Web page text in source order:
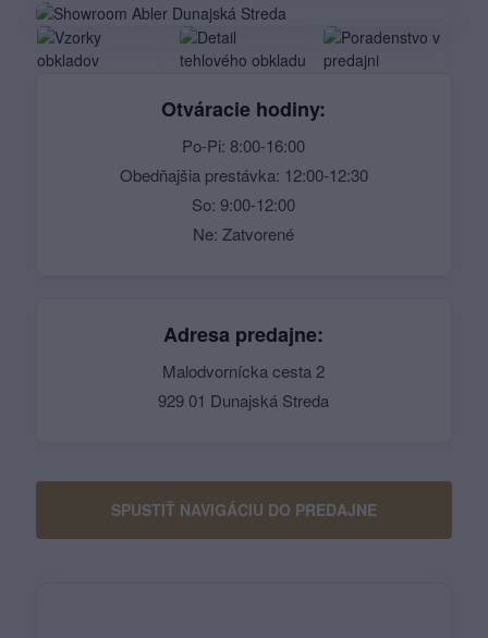
Otváracie hodiny:
Po-Pi: 8:00-16:00
Obedňajšia prestávka: 12:00-12:30
So: 9:00-12:00
Ne: Zatvorené
Adresa predajne:
Malodvornícka cesta 2
929 01 Dunajská Streda
SPUSTIŤ NAVIGÁCIU DO PREDAJNE